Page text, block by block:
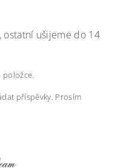
ostatní ušijeme do 14
položce.
příspěvky. Prosím